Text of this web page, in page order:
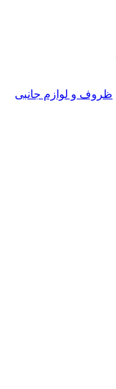
ظروف و لوازم جانبی